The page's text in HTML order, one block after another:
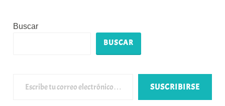
Buscar
BUSCAR
SUSCRIBIRSE